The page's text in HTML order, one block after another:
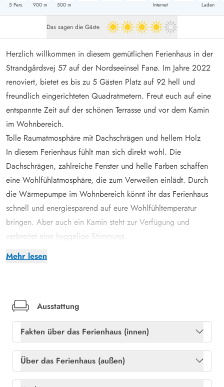
5Pers. 900m 500m Internet Laden
Das sagen die Gäste 4 von 5
Mehr lesen
Herzlich willkommen in diesem gemütlichen Ferienhaus in der
Strandgårdsvej 57 auf der Nordseeinsel Fanø. Im Jahre 2022
renoviert, bietet es bis zu 5 Gästen Platz auf 92 hell und
freundlich eingerichteten Quadratmetern. Freut euch auf eine
entspannte Zeit auf der schönen Terrasse und vor dem Kamin
im Wohnbereich.
Tolle Raumatmosphäre mit Dachschrägen und hellem Holz
In diesem Ferienhaus fühlt man sich direkt wohl. Die
Dachschrägen, zahlreiche Fenster und helle Farben schaffen
eine Wohlfühlatmosphäre, die zum Verweilen einlädt. Durch
die Wärmepumpe im Wohnbereich könnt ihr das Ferienhaus
schnell und energiesparend auf eure Wohlfühltemperatur
bringen. Aber auch ein Kamin steht zur Verfügung und
verbreitet eine hyggelige Stimmung.
So könnt ihr beim Knacken des Kaminholzes ein leckeres Glas
Probiert doch auch mal ein typisch dänisches Rezept aus. Um
den Abwasch kümmert sich danach der Geschirrspüler.
Im praktischen Duschbad mit Fußbodenheizung steht euch eine
Waschmaschine zur Verfügung, welche besonders bei einer
Reise mit Kindern praktisch ist. In den beiden gemütlichen
Ausstattung
Fakten über das Ferienhaus (innen)
Gratis internet
Ja
Über das Ferienhaus (außen)
Gartenmöbel
Ja